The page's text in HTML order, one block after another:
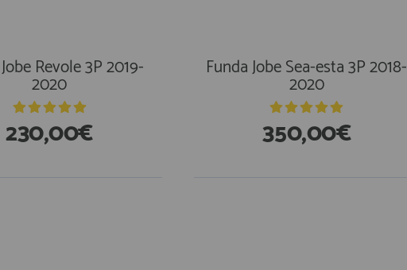
Revole 3P 2019-
2020
230,00€
Funda Jobe Sea-esta 3P 2018-
2020
350,00€